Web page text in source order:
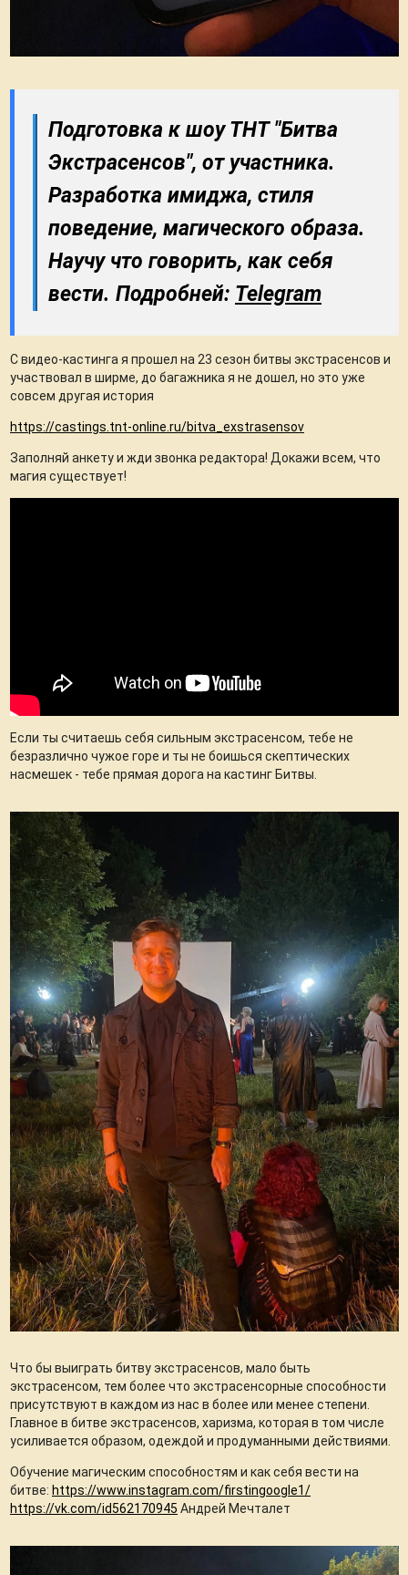
Подготовка к шоу ТНТ "Битва
Экстрасенсов", от участника.
Разработка имиджа, стиля
поведение, магического образа.
Научу что говорить, как себя
вести. Подробней: Telegram
С видео-кастинга я прошел на 23 сезон битвы экстрасенсов и
участвовал в ширме, до багажника я не дошел, но это уже
совсем другая история
https://castings.tnt-online.ru/bitva_exstrasensov
Заполняй анкету и жди звонка редактора! Докажи всем, что
магия существует!
Если ты считаешь себя сильным экстрасенсом, тебе не
безразлично чужое горе и ты не боишься скептических
насмешек - тебе прямая дорога на кастинг Битвы.
Что бы выиграть битву экстрасенсов, мало быть
экстрасенсом, тем более что экстрасенсорные способности
присутствуют в каждом из нас в более или менее степени.
Главное в битве экстрасенсов, харизма, которая в том числе
усиливается образом, одеждой и продуманными действиями.
Обучение магическим способностям и как себя вести на
битве: https://www.instagram.com/firstingoogle1/
https://vk.com/id562170945 Андрей Мечталет